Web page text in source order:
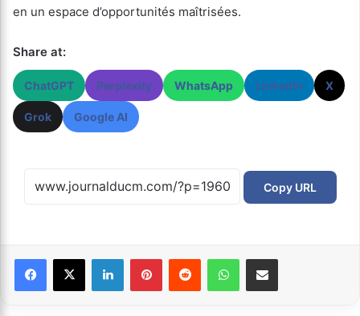
en un espace d’opportunités maîtrisées.
Share at:
ChatGPT Perplexity WhatsApp LinkedIn X
Grok Google AI
Copy URL